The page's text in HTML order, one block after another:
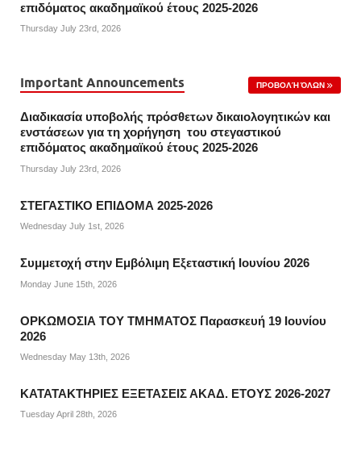
επιδόματος ακαδημαϊκού έτους 2025-2026
Thursday July 23rd, 2026
Important Announcements ΠΡΟΒΟΛΉ ΌΛΩΝ
Διαδικασία υποβολής πρόσθετων δικαιολογητικών και
ενστάσεων για τη χορήγηση του στεγαστικού
επιδόματος ακαδημαϊκού έτους 2025-2026
Thursday July 23rd, 2026
ΣΤΕΓΑΣΤΙΚΟ ΕΠΙΔΟΜΑ 2025-2026
Wednesday July 1st, 2026
Συμμετοχή στην Εμβόλιμη Εξεταστική Ιουνίου 2026
Monday June 15th, 2026
ΟΡΚΩΜΟΣΙΑ ΤΟΥ ΤΜΗΜΑΤΟΣ Παρασκευή 19 Ιουνίου
2026
Wednesday May 13th, 2026
ΚΑΤΑΤΑΚΤΗΡΙΕΣ ΕΞΕΤΑΣΕΙΣ ΑΚΑΔ. ΕΤΟΥΣ 2026-2027
Tuesday April 28th, 2026